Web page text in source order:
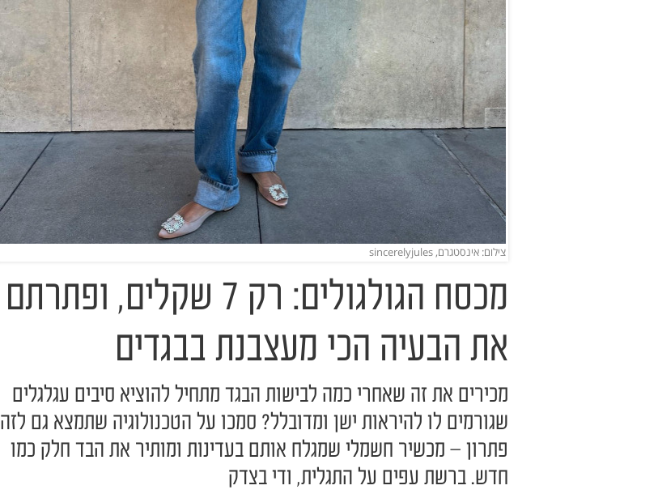
צילום: אינסטגרם, sincerelyjules
מכסח הגולגולים: רק 7 שקלים, ופתרתם
את הבעיה הכי מעצבנת בבגדים
מכירים את זה שאחרי כמה לבישות הבגד מתחיל להוציא סיבים עגלגלים
שגורמים לו להיראות ישן ומדובלל? סמכו על הטכנולוגיה שתמצא גם לזה
פתרון – מכשיר חשמלי שמגלח אותם בעדינות ומותיר את הבד חלק כמו
חדש. ברשת עפים על התגלית, ודי בצדק